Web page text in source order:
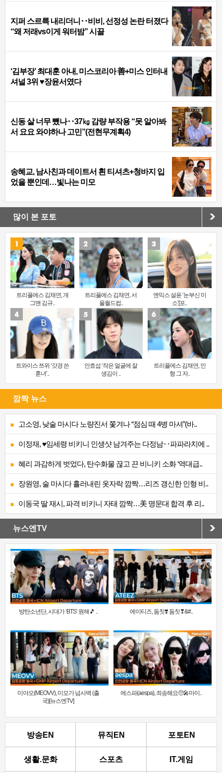
지퍼 스르륵 내리더니‥비비, 선정성 논란 터졌다
“왜 저래vs이게 워터밤” 시끌
‘김부장’ 최대훈 아내, 미스코리아 善+미스 인터내
셔널 3위 ♥장윤서였다
신동 살 너무 뺐나‥37㎏ 감량 부작용 “못 알아봐
서 요요 와야하나 고민”(전현무계획4)
송혜교, 남사친과 데이트서 흰 티셔츠+청바지 입
었을 뿐인데…빛나는 미모
많이 본 포토
트리플에스 김채연, 개
그맨 김규..
트리플에스 김채연, 서
울월드컵..
엔믹스 설윤 ‘눈부신 미
소’[포..
트와이스 쯔위 ‘갓경 쓴
훈녀’..
안효섭 ‘작은 얼굴에 잘
생김이 ..
트리플에스 김채연, 인
형 그 자..
깜짝 뉴스
고소영, 낮술 마시다 노량진서 쫓겨나 “점심 때 4병 마셔”(바..
이정재, ♥임세령 비키니 인생샷 남겨주는 다정남‥파파라치에 ..
혜리 과감하게 벗었다, 탄수화물 끊고 끈 비니키 소화 ‘역대급..
장원영, 술 마시다 흘러내린 옷자락 깜짝…리즈 갱신한 인형 비..
이동국 딸 재시, 파격 비키니 자태 깜짝…美 명문대 합격 후 리..
뉴스엔TV
방탄소년단, 시대가 ‘BTS’ 원해🎵 .. 에이티즈, 둠칫❣️ 둠칫❣&#..
미야오(MEOVV), 미모가 넘사벽 (출
국)[뉴스엔TV]
에스파(aespa), 죄송해요🥺🎤마이..
방송EN 뮤직EN 포토EN
생활.문화 스포츠 IT.게임